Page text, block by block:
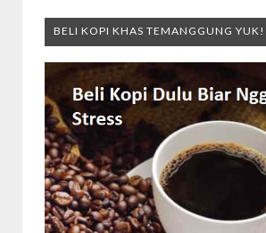
BELI KOPI KHAS TEMANGGUNG YUK!